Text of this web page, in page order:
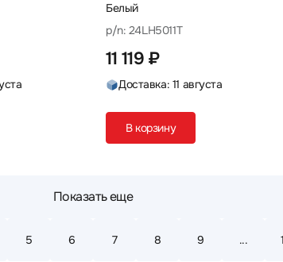
Белый
p/n: 24LH5011T
11 119 ₽
Доставка: 11 августа
В корзину
Показать еще
5 6 7 8 9 ...